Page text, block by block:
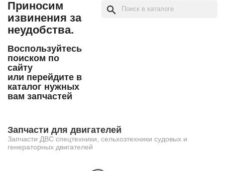
Приносим
извинения за
неудобства.
Воспользуйтесь
поиском по
сайту
или перейдите в
каталог нужных
вам запчастей
search
Запчасти для двигателей
Запчасти ДВС спецтехники, сельхозтехники судовых и
генераторных двигателей